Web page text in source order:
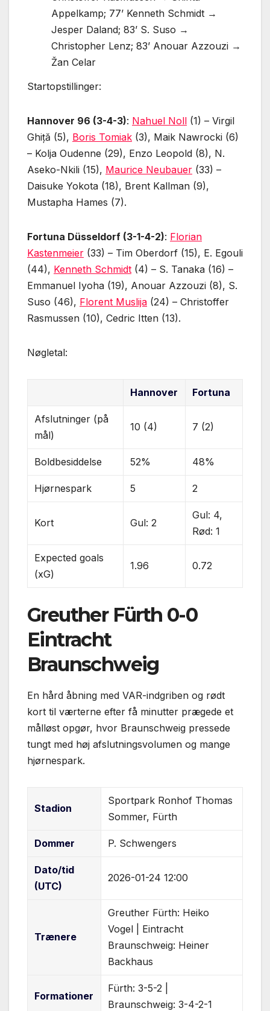
Appelkamp; 77’ Kenneth Schmidt →
Jesper Daland; 83’ S. Suso →
Christopher Lenz; 83’ Anouar Azzouzi →
Žan Celar
Startopstillinger:
Hannover 96 (3-4-3): Nahuel Noll (1) – Virgil
Ghiță (5), Boris Tomiak (3), Maik Nawrocki (6)
– Kolja Oudenne (29), Enzo Leopold (8), N.
Aseko-Nkili (15), Maurice Neubauer (33) –
Daisuke Yokota (18), Brent Kallman (9),
Mustapha Hames (7).
Fortuna Düsseldorf (3-1-4-2): Florian
Kastenmeier (33) – Tim Oberdorf (15), E. Egouli
(44), Kenneth Schmidt (4) – S. Tanaka (16) –
Emmanuel Iyoha (19), Anouar Azzouzi (8), S.
Suso (46), Florent Muslija (24) – Christoffer
Rasmussen (10), Cedric Itten (13).
Nøgletal:
Hannover Fortuna
Afslutninger (på
mål)
10 (4) 7 (2)
Boldbesiddelse 52% 48%
Hjørnespark 5 2
Kort Gul: 2
Gul: 4,
Rød: 1
Expected goals
(xG)
1.96 0.72
Greuther Fürth 0-0
Eintracht
Braunschweig
En hård åbning med VAR-indgriben og rødt
kort til værterne efter få minutter prægede et
målløst opgør, hvor Braunschweig pressede
tungt med høj afslutningsvolumen og mange
hjørnespark.
Stadion
Sportpark Ronhof Thomas
Sommer, Fürth
Dommer P. Schwengers
Dato/tid
(UTC)
2026-01-24 12:00
Trænere
Greuther Fürth: Heiko
Vogel | Eintracht
Braunschweig: Heiner
Backhaus
Formationer
Fürth: 3-5-2 |
Braunschweig: 3-4-2-1